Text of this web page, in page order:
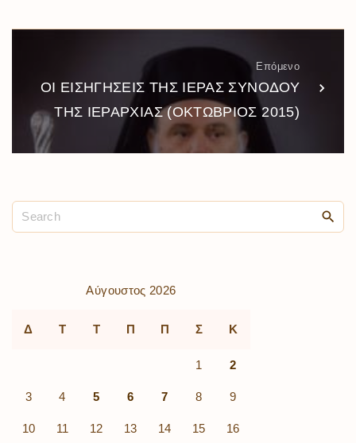
Επόμενο
ΟΙ ΕΙΣΗΓΗΣΕΙΣ ΤΗΣ ΙΕΡΑΣ ΣΥΝΟΔΟΥ
ΤΗΣ ΙΕΡΑΡΧΙΑΣ (ΟΚΤΩΒΡΙΟΣ 2015)
Αύγουστος 2026
Δ Τ Τ Π Π Σ Κ
1 2
3 4 5 6 7 8 9
10 11 12 13 14 15 16